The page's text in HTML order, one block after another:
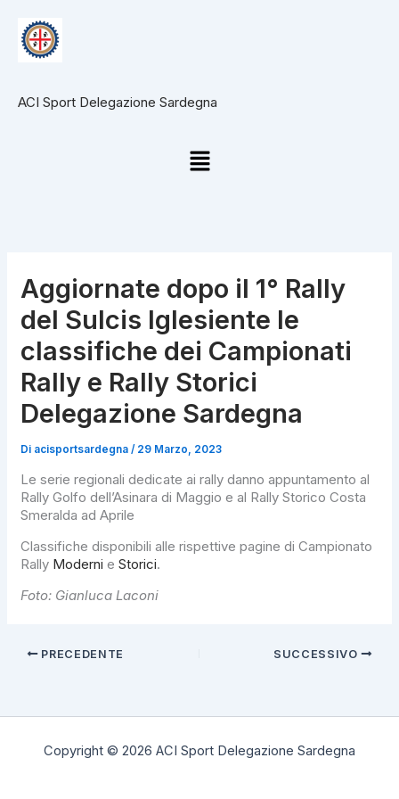
contenuto
ACI Sport Delegazione Sardegna
Menu
Aggiornate dopo il 1° Rally
del Sulcis Iglesiente le
classifiche dei Campionati
Rally e Rally Storici
Delegazione Sardegna
Di acisportsardegna/ 29 Marzo, 2023
Le serie regionali dedicate ai rally danno appuntamento al
Rally Golfo dell’Asinara di Maggio e al Rally Storico Costa
Smeralda ad Aprile
Classifiche disponibili alle rispettive pagine di Campionato
Rally Moderni eStorici.
Foto: Gianluca Laconi
PRECEDENTE SUCCESSIVO
Copyright © 2026 ACI Sport Delegazione Sardegna